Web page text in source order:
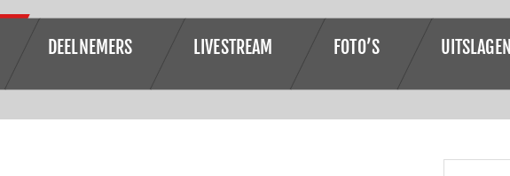
DEELNEMERS LIVESTREAM FOTO’S UITSLAGEN